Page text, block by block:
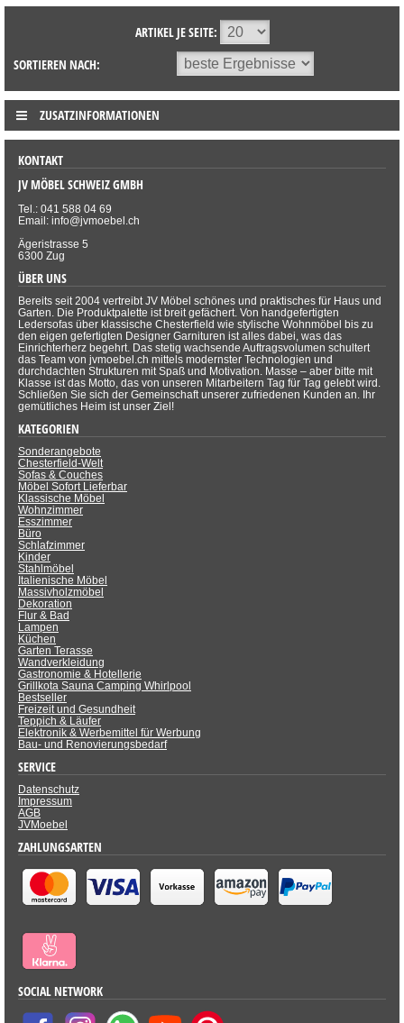
ARTIKEL JE SEITE:
SORTIEREN NACH:
ZUSATZINFORMATIONEN
KONTAKT
JV MÖBEL SCHWEIZ GMBH
Tel.: 041 588 04 69
Email: info@jvmoebel.ch
Ägeristrasse 5
6300 Zug
ÜBER UNS
Bereits seit 2004 vertreibt JV Möbel schönes und praktisches für Haus und
Garten. Die Produktpalette ist breit gefächert. Von handgefertigten
Ledersofas über klassische Chesterfield wie stylische Wohnmöbel bis zu
den eigen gefertigten Designer Garnituren ist alles dabei, was das
Einrichterherz begehrt. Das stetig wachsende Auftragsvolumen schultert
das Team von jvmoebel.ch mittels modernster Technologien und
durchdachten Strukturen mit Spaß und Motivation. Masse – aber bitte mit
Klasse ist das Motto, das von unseren Mitarbeitern Tag für Tag gelebt wird.
Schließen Sie sich der Gemeinschaft unserer zufriedenen Kunden an. Ihr
gemütliches Heim ist unser Ziel!
KATEGORIEN
Sonderangebote
Chesterfield-Welt
Sofas & Couches
Möbel Sofort Lieferbar
Klassische Möbel
Wohnzimmer
Esszimmer
Büro
Schlafzimmer
Kinder
Stahlmöbel
Italienische Möbel
Massivholzmöbel
Dekoration
Flur & Bad
Lampen
Küchen
Garten Terasse
Wandverkleidung
Gastronomie & Hotellerie
Grillkota Sauna Camping Whirlpool
Bestseller
Freizeit und Gesundheit
Teppich & Läufer
Elektronik & Werbemittel für Werbung
Bau- und Renovierungsbedarf
SERVICE
Datenschutz
Impressum
AGB
JVMoebel
ZAHLUNGSARTEN
SOCIAL NETWORK